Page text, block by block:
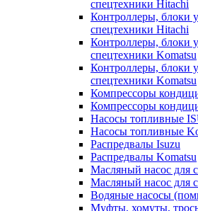
спецтехники Hitachi
Контроллеры, блоки
спецтехники Hitachi
Контроллеры, блоки
спецтехники Komatsu
Контроллеры, блоки
спецтехники Komatsu
Компрессоры
Компрессоры
Насосы топливные
Насосы топливные
Распредвалы Isuzu
Распредвалы Komatsu
Масляный насос для
Масляный насос для
Водяные насосы
Муфты, хомуты,